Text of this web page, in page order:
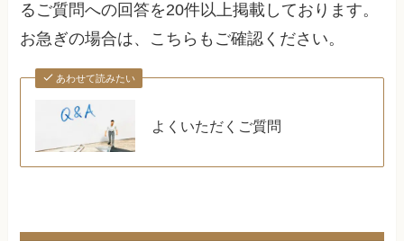
るご質問への回答を20件以上掲載しております。
お急ぎの場合は、こちらもご確認ください。
あわせて読みたい
よくいただくご質問